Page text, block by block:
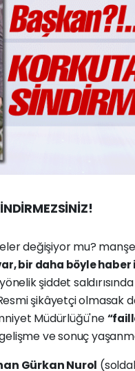
değişiyor mu?
bir daha böyle
şiddet
şikâyetçi olmasak
Müdürlüğü'ne
ve sonuç
Gürkan Nurol